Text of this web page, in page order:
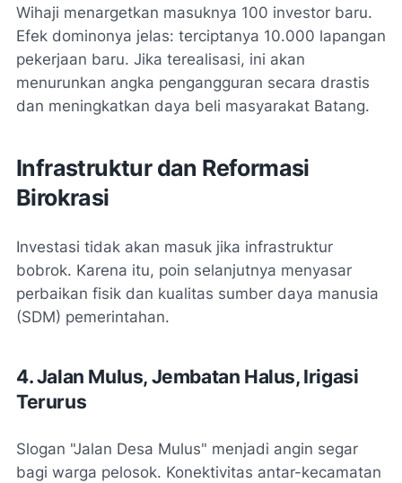
Wihaji menargetkan masuknya 100 investor baru.
Efek dominonya jelas: terciptanya 10.000 lapangan
pekerjaan baru. Jika terealisasi, ini akan
menurunkan angka pengangguran secara drastis
dan meningkatkan daya beli masyarakat Batang.
Infrastruktur dan Reformasi
Birokrasi
Investasi tidak akan masuk jika infrastruktur
bobrok. Karena itu, poin selanjutnya menyasar
perbaikan fisik dan kualitas sumber daya manusia
(SDM) pemerintahan.
4. Jalan Mulus, Jembatan Halus, Irigasi
Terurus
Slogan "Jalan Desa Mulus" menjadi angin segar
bagi warga pelosok. Konektivitas antar-kecamatan